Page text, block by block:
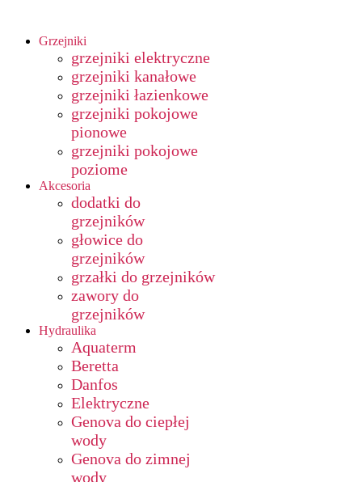
Grzejniki
grzejniki elektryczne
grzejniki kanałowe
grzejniki łazienkowe
grzejniki pokojowe
pionowe
grzejniki pokojowe
poziome
Akcesoria
dodatki do
grzejników
głowice do
grzejników
grzałki do grzejników
zawory do
grzejników
Hydraulika
Aquaterm
Beretta
Danfos
Elektryczne
Genova do ciepłej
wody
Genova do zimnej
wody